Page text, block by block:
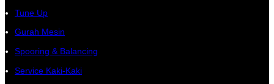
Tune Up
Gurah Mesin
Spooring & Balancing
Service Kaki-Kaki